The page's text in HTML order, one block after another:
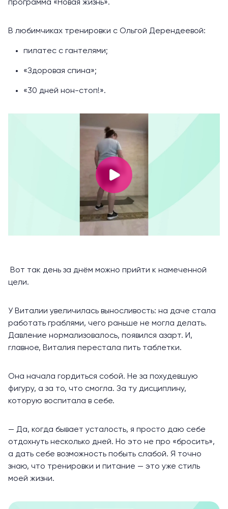
программа «Новая жизнь».
В любимчиках тренировки с Ольгой Дерендеевой:
пилатес с гантелями;
«Здоровая спина»;
«30 дней нон-стоп!».
Вот так день за днём можно прийти к намеченной
цели.
У Виталии увеличилась выносливость: на даче стала
работать граблями, чего раньше не могла делать.
Давление нормализовалось, появился азарт. И,
главное, Виталия перестала пить таблетки.
Она начала гордиться собой. Не за похудевшую
фигуру, а за то, что смогла. За ту дисциплину,
которую воспитала в себе.
— Да, когда бывает усталость, я просто даю себе
отдохнуть несколько дней. Но это не про «бросить»,
а дать себе возможность побыть слабой. Я точно
знаю, что тренировки и питание — это уже стиль
моей жизни.